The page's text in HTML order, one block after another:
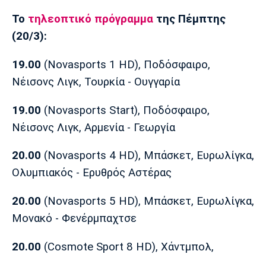
Πολιτισμός
Τραγούδια
Cine Spot
Running
Media
Παρασκήνιο
Πρόγραμμα TV
Μπαρτσελόνα
Ρεάλ
Ατλέτικο
Μάντσεστερ
Τσέλσι Άρσεναλ
Το τηλεοπτικό πρόγραμμα της Πέμπτης
(20/3):
19.00 (Novasports 1 HD), Ποδόσφαιρο,
Νέισονς Λιγκ, Τουρκία - Ουγγαρία
19.00 (Novasports Start), Ποδόσφαιρο,
Νέισονς Λιγκ, Αρμενία - Γεωργία
20.00 (Novasports 4 HD), Μπάσκετ, Ευρωλίγκα,
Ολυμπιακός - Ερυθρός Αστέρας
20.00 (Novasports 5 HD), Μπάσκετ, Ευρωλίγκα,
Μονακό - Φενέρμπαχτσε
20.00 (Cosmote Sport 8 HD), Χάντμπολ,